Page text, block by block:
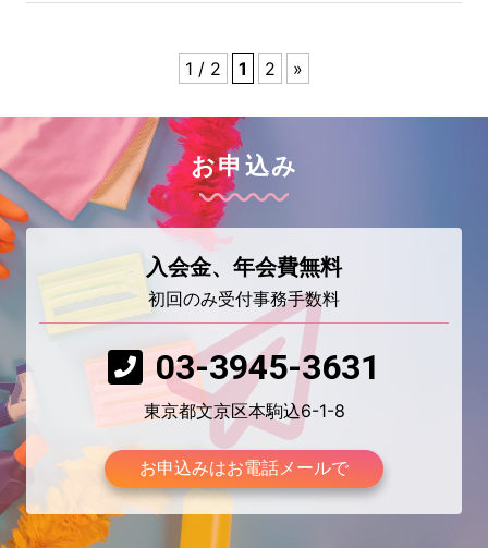
1 / 2 1 2 »
お申込み
入会金、年会費無料
初回のみ受付事務手数料
03-3945-3631
東京都文京区本駒込6-1-8
お申込みはお電話メールで